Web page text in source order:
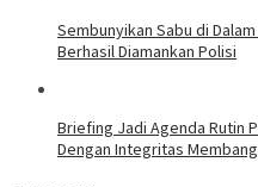
Sembunyikan Sabu di
Berhasil Diamankan Polisi
Briefing Jadi Agenda Rutin
Dengan Integritas